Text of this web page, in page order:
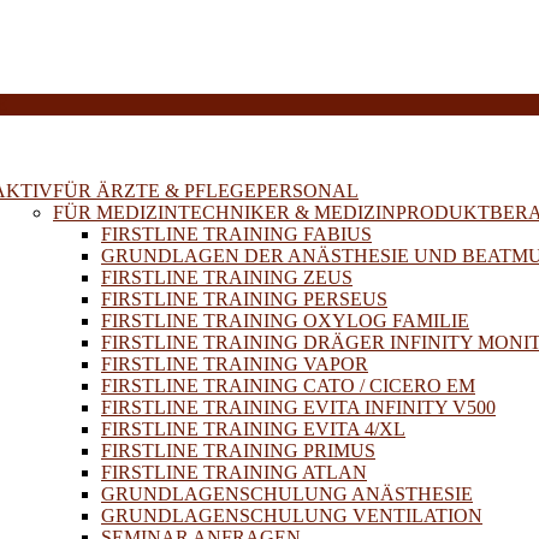
FÜR ÄRZTE & PFLEGEPERSONAL
FÜR MEDIZINTECHNIKER &
FIRSTLINE TRAINING FABIUS
GRUNDLAGEN DER ANÄSTHESIE UND
FIRSTLINE TRAINING ZEUS
FIRSTLINE TRAINING PERSEUS
FIRSTLINE TRAINING OXYLOG FAMILIE
FIRSTLINE TRAINING DRÄGER INFINITY
FIRSTLINE TRAINING VAPOR
FIRSTLINE TRAINING CATO / CICERO EM
FIRSTLINE TRAINING EVITA INFINITY V500
FIRSTLINE TRAINING EVITA 4/XL
FIRSTLINE TRAINING PRIMUS
FIRSTLINE TRAINING ATLAN
GRUNDLAGENSCHULUNG ANÄSTHESIE
GRUNDLAGENSCHULUNG VENTILATION